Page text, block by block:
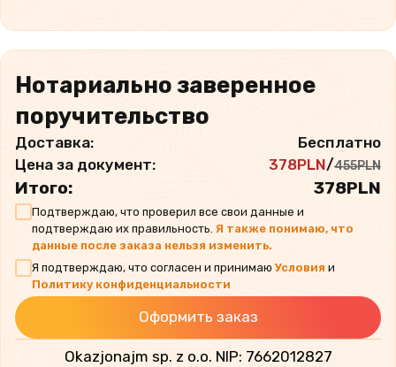
Нотариально заверенное
поручительство
Доставка:
Бесплатно
Цена за документ:
378PLN/455PLN
Итого: 378PLN
Подтверждаю, что проверил все свои данные и
подтверждаю их правильность. Я также понимаю, что
данные после заказа нельзя изменить.
Я подтверждаю, что согласен и принимаюУсловия и
Политику конфиденциальности
Оформить заказ
Okazjonajm sp. z o.o. NIP: 7662012827